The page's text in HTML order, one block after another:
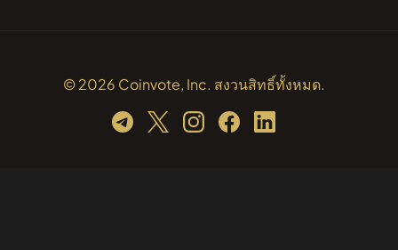
© 2026 Coinvote, Inc. สงวนสิทธิ์ทั้งหมด.